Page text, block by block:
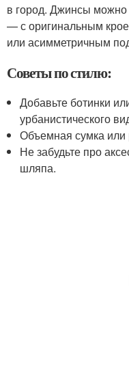
в город. Джинсы можно
— с оригинальным
или асимметричным
Советы по стилю:
Добавьте ботинки
урбанистического
Объемная сумка или
Не забудьте про
шляпа.